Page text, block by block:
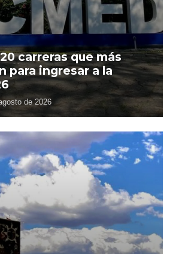
carreras que más
para ingresar a la
de 2026